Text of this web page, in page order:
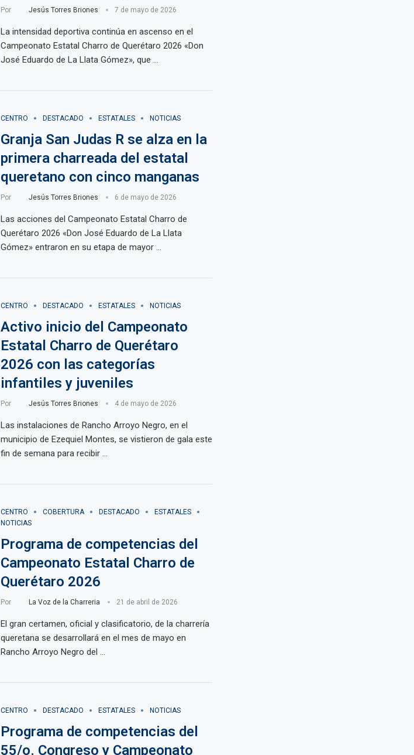
Por Jesús Torres Briones 7 de mayo de 2026
La intensidad deportiva continúa en ascenso en el
Campeonato Estatal Charro de Querétaro 2026 «Don
José Eduardo de La Llata Gómez», que …
CENTRO DESTACADO ESTATALES NOTICIAS
Granja San Judas R se alza en la
primera charreada del estatal
queretano con cinco manganas
Por Jesús Torres Briones 6 de mayo de 2026
Las acciones del Campeonato Estatal Charro de
Querétaro 2026 «Don José Eduardo de La Llata
Gómez» entraron en su etapa de mayor …
CENTRO DESTACADO ESTATALES NOTICIAS
Activo inicio del Campeonato
Estatal Charro de Querétaro
2026 con las categorías
infantiles y juveniles
Por Jesús Torres Briones 4 de mayo de 2026
Las instalaciones de Rancho Arroyo Negro, en el
municipio de Ezequiel Montes, se vistieron de gala este
fin de semana para recibir …
CENTRO COBERTURA DESTACADO
ESTATALES
NOTICIAS
Programa de competencias del
Campeonato Estatal Charro de
Querétaro 2026
Por La Voz de la Charreria 21 de abril de 2026
El gran certamen, oficial y clasificatorio, de la charrería
queretana se desarrollará en el mes de mayo en
Rancho Arroyo Negro del …
CENTRO DESTACADO ESTATALES NOTICIAS
Programa de competencias del
55/o. Congreso y Campeonato